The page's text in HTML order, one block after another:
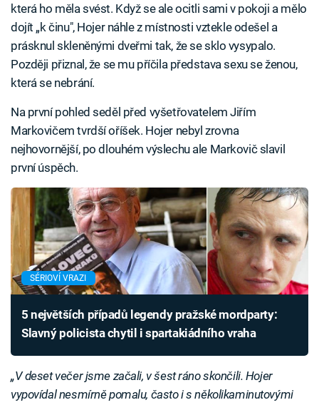
která ho měla svést. Když se ale ocitli sami v pokoji a mělo
dojít „k činu", Hojer náhle z místnosti vztekle odešel a
prásknul skleněnými dveřmi tak, že se sklo vysypalo.
Později přiznal, že se mu příčila představa sexu se ženou,
která se nebrání.
Na první pohled seděl před vyšetřovatelem Jiřím
Markovičem tvrdší oříšek. Hojer nebyl zrovna
nejhovornější, po dlouhém výslechu ale Markovič slavil
první úspěch.
SÉRIOVÍ VRAZI
5 největších případů legendy pražské mordparty:
Slavný policista chytil i spartakiádního vraha
„V deset večer jsme začali, v šest ráno skončili. Hojer
vypovídal nesmírně pomalu, často i s několikaminutovými